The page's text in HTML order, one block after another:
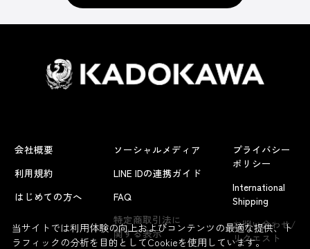
よくあるお問い合わせ
会社概要
利用規約
はじめての方へ
ソーシャルメディア
LINE IDの連携ガイド
FAQ
特定商取引法に
関する表示
プライバシー
ポリシー
International
Shipping
お問い合わせ/
リクエスト
当サイトでは利用体験の向上およびコンテンツの最適な提供、ト
ラフィックの分析を目的としてCookieを使用しています。